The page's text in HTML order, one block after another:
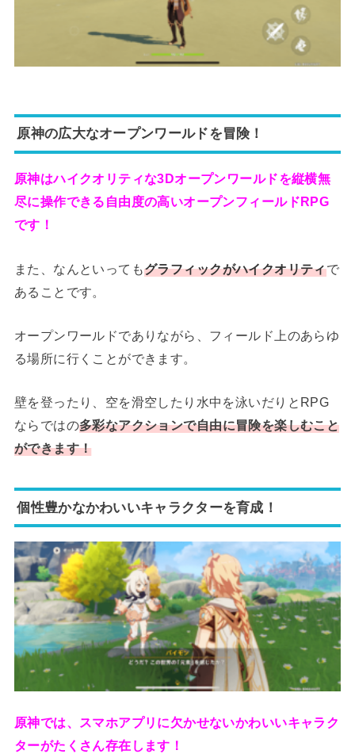
原神の広大なオープンワールドを冒険！
原神はハイクオリティな3Dオープンワールドを縦横無
尽に操作できる自由度の高いオープンフィールドRPG
です！
また、なんといってもグラフィックがハイクオリティで
あることです。
オープンワールドでありながら、フィールド上のあらゆ
る場所に行くことができます。
壁を登ったり、空を滑空したり水中を泳いだりとRPG
ならではの多彩なアクションで自由に冒険を楽しむこと
ができます！
個性豊かなかわいいキャラクターを育成！
原神では、スマホアプリに欠かせないかわいいキャラク
ターがたくさん存在します！